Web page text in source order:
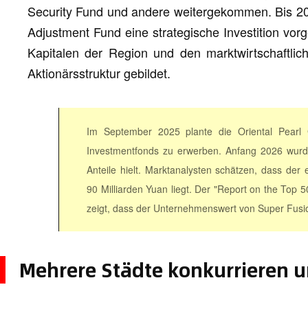
Security Fund und andere weitergekommen. Bis
Adjustment Fund eine strategische Investition
Kapitalen der Region und den
Aktionärsstruktur gebildet.
Im September 2025 plante die Oriental
Investmentfonds zu erwerben. Anfang 2026
Anteile hielt. Marktanalysten schätzen, dass der
90 Milliarden Yuan liegt. Der "Report on the Top
zeigt, dass der Unternehmenswert von Super
Mehrere Städte konkurrieren